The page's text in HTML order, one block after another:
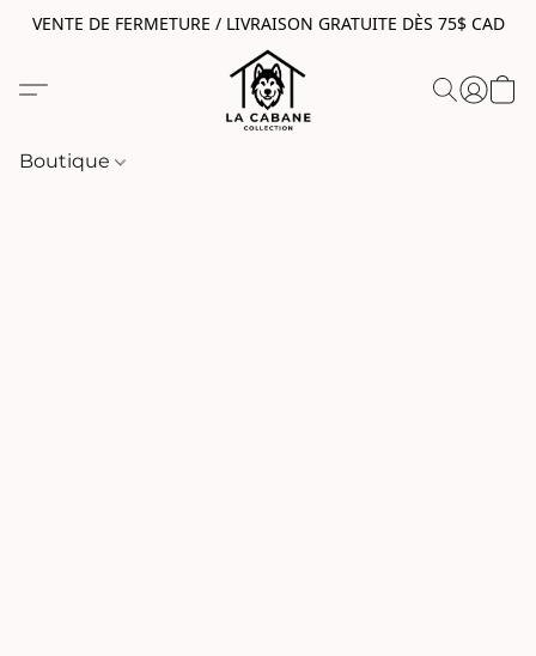
VENTE DE FERMETURE / LIVRAISON GRATUITE DÈS 75$ CAD
Boutique